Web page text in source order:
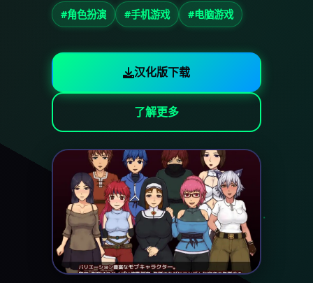
#角色扮演 #手机游戏 #电脑游戏
汉化版下载
了解更多